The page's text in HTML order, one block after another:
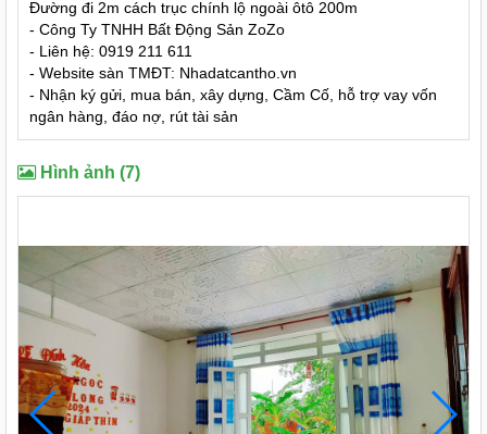
Đường đi 2m cách trục chính lộ ngoài ôtô 200m
- Công Ty TNHH Bất Động Sản ZoZo
- Liên hệ: 0919 211 611
- Website sàn TMĐT: Nhadatcantho.vn
- Nhận ký gửi, mua bán, xây dựng, Cầm Cố, hỗ trợ vay vốn
ngân hàng, đáo nợ, rút tài sản
Hình ảnh (7)